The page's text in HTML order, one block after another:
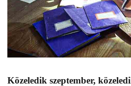
Közeledik szeptember,